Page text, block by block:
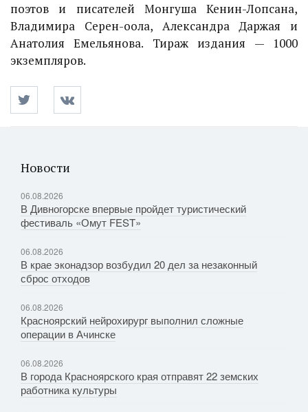
поэтов и писателей Монгуша Кенин-Лопсана,
Владимира Серен-оола, Александра Даржая и
Анатолия Емельянова. Тираж издания — 1000
экземпляров.
Новости
06.08.2026
В Дивногорске впервые пройдет туристический
фестиваль «Омут FEST»
06.08.2026
В крае эконадзор возбудил 20 дел за незаконный
сброс отходов
06.08.2026
Красноярский нейрохирург выполнил сложные
операции в Ачинске
06.08.2026
В города Красноярского края отправят 22 земских
работника культуры